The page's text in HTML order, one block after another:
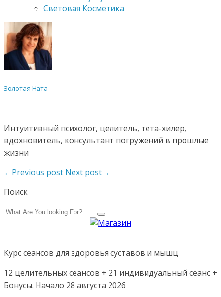
Световая Косметика
Золотая Ната
Интуитивный психолог, целитель, тета-хилер,
вдохновитель, консультант погружений в прошлые
жизни
←Previous post Next post→
Поиск
Курс сеансов для здоровья суставов и мышц
12 целительных сеансов + 21 индивидуальный сеанс +
Бонусы. Начало 28 августа 2026